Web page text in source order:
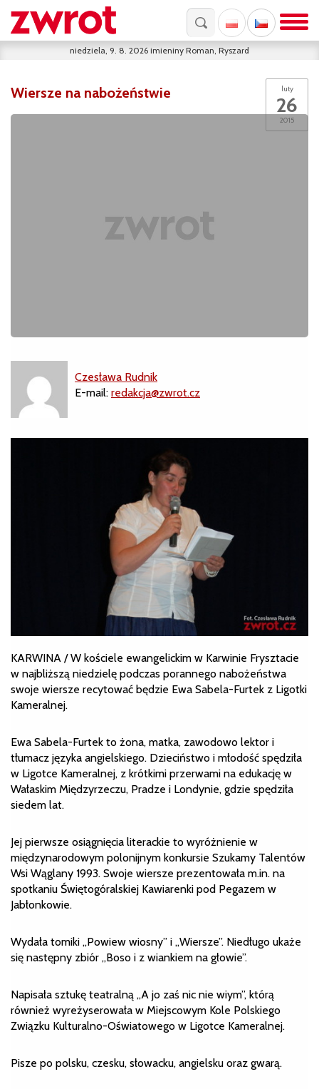
niedziela, 9. 8. 2026 imieniny Roman, Ryszard
luty
26
2015
Wiersze na nabożeństwie
Czesława Rudnik
E-mail: redakcja@zwrot.cz
KARWINA / W kościele ewangelickim w Karwinie Frysztacie
w najbliższą niedzielę podczas porannego nabożeństwa
swoje wiersze recytować będzie Ewa Sabela-Furtek z Ligotki
Kameralnej.
Ewa Sabela-Furtek to żona, matka, zawodowo lektor i
tłumacz języka angielskiego. Dzieciństwo i młodość spędziła
w Ligotce Kameralnej, z krótkimi przerwami na edukację w
Wałaskim Międzyrzeczu, Pradze i Londynie, gdzie spędziła
siedem lat.
Jej pierwsze osiągnięcia literackie to wyróżnienie w
międzynarodowym polonijnym konkursie Szukamy Talentów
Wsi Wąglany 1993. Swoje wiersze prezentowała m.in. na
spotkaniu Świętogóralskiej Kawiarenki pod Pegazem w
Jabłonkowie.
Wydała tomiki „Powiew wiosny” i „Wiersze”. Niedługo ukaże
się następny zbiór „Boso i z wiankiem na głowie”.
Napisała sztukę teatralną „A jo zaś nic nie wiym”, którą
również wyreżyserowała w Miejscowym Kole Polskiego
Związku Kulturalno-Oświatowego w Ligotce Kameralnej.
Pisze po polsku, czesku, słowacku, angielsku oraz gwarą.